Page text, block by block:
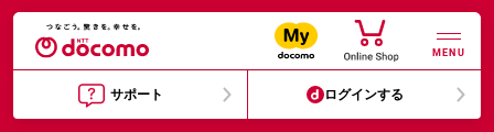
MENU
サポート ログインする